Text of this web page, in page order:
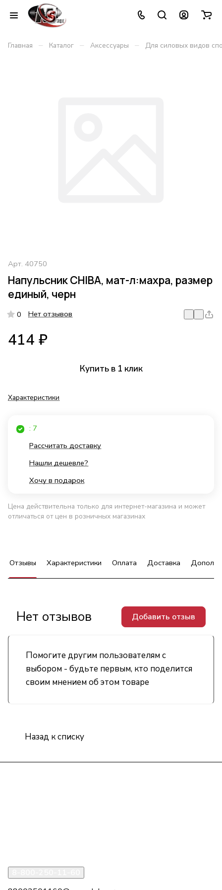
Главная – Каталог – Аксессуары – Для силовых видов
Арт. 40750
Напульсник CHIBA, мат-л:махра, размер
единый, черн
0 Нет отзывов
414 ₽
Купить в 1 клик
Характеристики
: 7
Рассчитать доставку
Нашли дешевле?
Хочу в подарок
Цена действительна только для интернет-магазина и может
отличаться от цен в розничных магазинах
Отзывы Характеристики Оплата Доставка
Помогите другим пользователям с
выбором - будьте первым, кто поделится
своим мнением об этом товаре
Нет отзывов Добавить отзыв
Назад к списку